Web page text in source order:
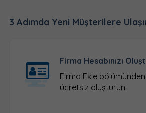
3 Adımda Yeni Müşterilere
Firma Hesabınızı
Firma Eklebölümünden
ücretsiz oluşturun.